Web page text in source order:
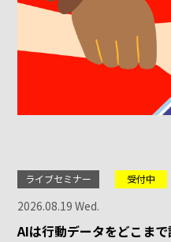
ライブセミナー 受付中
2026.08.19 Wed.
AIは行動データをどこま